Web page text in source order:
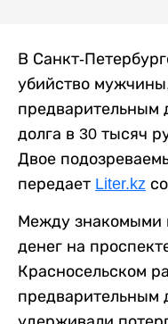
В Санкт-
убийство
предварительным
долга в 30 тысяч
Двое
передает Liter.kz
Между знакомыми
денег на
Красносельском
предварительным